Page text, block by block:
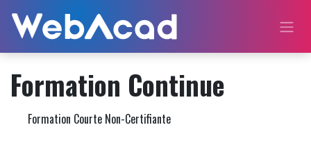
Formation Continue
Formation Courte Non-Certifiante